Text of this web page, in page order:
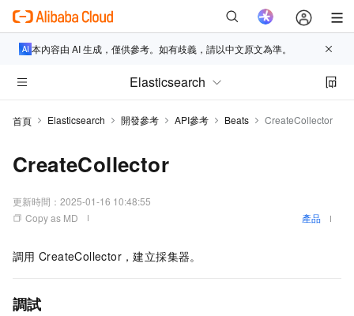
本內容由 AI 生成，僅供參考。如有歧義，請以中文原文為準。
Elasticsearch
首頁 Elasticsearch 開發參考 API參考 Beats CreateCollector
CreateCollector
更新時間： 2025-01-16 10:48:55
Copy as MD
產品
調用 CreateCollector，建立採集器。
調試